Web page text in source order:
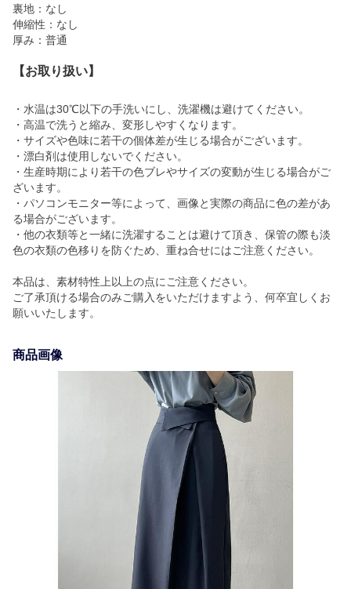
裏地：なし
伸縮性：なし
厚み：普通
【お取り扱い】
・水温は30℃以下の手洗いにし、洗濯機は避けてください。
・高温で洗うと縮み、変形しやすくなります。
・サイズや色味に若干の個体差が生じる場合がございます。
・漂白剤は使用しないでください。
・生産時期により若干の色ブレやサイズの変動が生じる場合がご
ざいます。
・パソコンモニター等によって、画像と実際の商品に色の差があ
る場合がございます。
・他の衣類等と一緒に洗濯することは避けて頂き、保管の際も淡
色の衣類の色移りを防ぐため、重ね合せにはご注意ください。
本品は、素材特性上以上の点にご注意ください。
ご了承頂ける場合のみご購入をいただけますよう、何卒宜しくお
願いいたします。
商品画像